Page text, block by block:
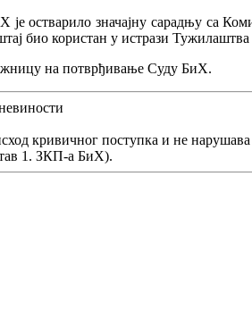
остварило значајну сарадњу са
био користан у истрази
на потврђивање Суду БиХ.
кривичног поступка и не
1. ЗКП-а БиХ).